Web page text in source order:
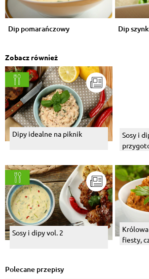
Dip pomarańczowy Dip
Zobacz również
Dipy idealne na piknik
Sosy i
Sosy i dipy vol. 2
fiesty,
Polecane przepisy